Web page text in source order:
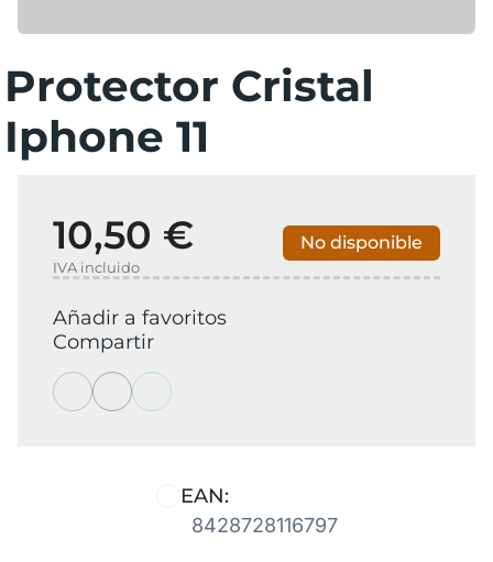
Protector Cristal
Iphone 11
EAN:
8428728116797
10,50 €
IVA incluido
No disponible
Añadir a favoritos
Compartir